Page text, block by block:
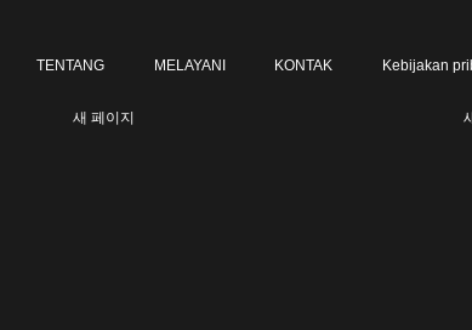
TENTANG MELAYANI KONTAK Kebijakan
새 페이지